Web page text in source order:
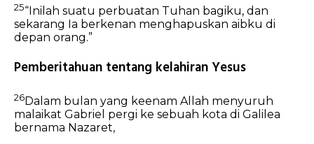
25“Inilah suatu perbuatan Tuhan bagiku, dan
sekarang Ia berkenan menghapuskan aibku di
depan orang.”
Pemberitahuan tentang kelahiran Yesus
26Dalam bulan yang keenam Allah menyuruh
malaikat Gabriel pergi ke sebuah kota di Galilea
bernama Nazaret,